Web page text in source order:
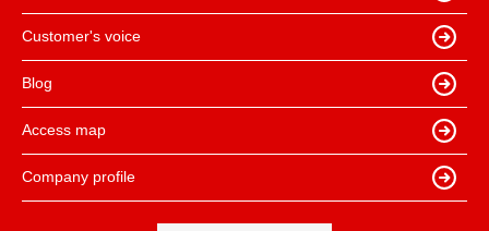
Customer's voice
Blog
Access map
Company profile